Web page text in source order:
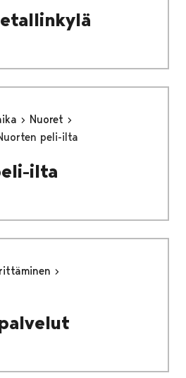
Nuoret
peli-ilta
ilta